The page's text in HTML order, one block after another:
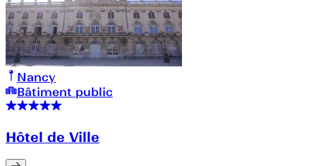
Nancy
Bâtiment public
Hôtel de Ville